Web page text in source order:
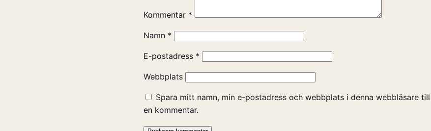
Kommentar *
Namn *
E-postadress *
Webbplats
Spara mitt namn, min e-postadress och webbplats i denna webbläsare
en kommentar.